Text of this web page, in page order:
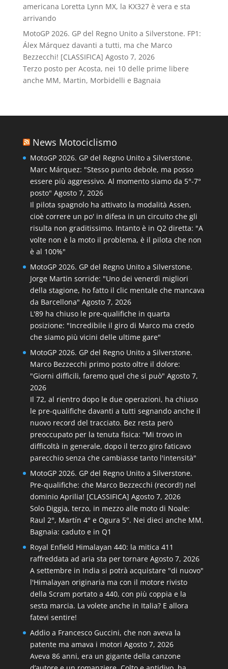
americana Loretta Lynn MX, la KX327 è vera e sta
arrivando
MotoGP 2026. GP del Regno Unito a Silverstone. FP1:
Álex Márquez davanti a tutti, ma che Marco
Bezzecchi! [CLASSIFICA] Agosto 7, 2026
Terzo posto per Acosta, nei 10 delle prime libere
anche MM, Martin, Morbidelli e Bagnaia
News Motociclismo
MotoGP 2026. GP del Regno Unito a Silverstone.
Marc Márquez: "Stesso punto debole, ma posso
essere più aggressivo. Al momento siamo da 5°-7°
posto" Agosto 7, 2026
Il pilota spagnolo ha attivato la modalità Assen,
cioè correre un po' in difesa in un circuito che gli
risulta non graditissimo. Intanto è in Q2 diretta: "A
volte non è la moto il problema, è il pilota che non
è al 100%"
MotoGP 2026. GP del Regno Unito a Silverstone.
Jorge Martin sorride: "Uno dei venerdì migliori
della stagione, ho fatto il clic mentale che mancava
da Barcellona" Agosto 7, 2026
L'89 ha chiuso le pre-qualifiche in quarta
posizione: "Incredibile il giro di Marco ma credo
che siamo più vicini delle ultime gare"
MotoGP 2026. GP del Regno Unito a Silverstone.
Marco Bezzecchi primo posto oltre il dolore:
"Giorni difficili, faremo quel che si può" Agosto 7,
2026
Il 72, al rientro dopo le due operazioni, ha chiuso
le pre-qualifiche davanti a tutti segnando anche il
nuovo record del tracciato. Bez resta però
preoccupato per la tenuta fisica: "Mi trovo in
difficoltà in generale, dopo il terzo giro faticavo
parecchio senza che cambiasse tanto l'intensità"
MotoGP 2026. GP del Regno Unito a Silverstone.
Pre-qualifiche: che Marco Bezzecchi (record!) nel
dominio Aprilia! [CLASSIFICA] Agosto 7, 2026
Solo Diggia, terzo, in mezzo alle moto di Noale:
Raul 2°, Martín 4° e Ogura 5°. Nei dieci anche MM.
Bagnaia: caduto e in Q1
Royal Enfield Himalayan 440: la mitica 411
raffreddata ad aria sta per tornare Agosto 7, 2026
A settembre in India si potrà acquistare "di nuovo"
l'Himalayan originaria ma con il motore rivisto
della Scram portato a 440, con più coppia e la
sesta marcia. La volete anche in Italia? E allora
fatevi sentire!
Addio a Francesco Guccini, che non aveva la
patente ma amava i motori Agosto 7, 2026
Aveva 86 anni, era un gigante della canzone